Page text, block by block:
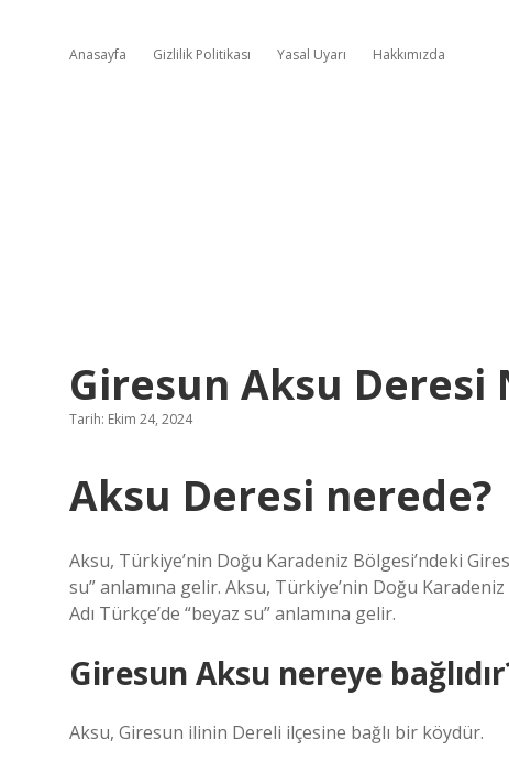
Anasayfa Gizlilik Politikası Yasal Uyarı Hakkımızda
Giresun Aksu Deresi
Tarih: Ekim 24, 2024
Aksu Deresi nerede?
Aksu, Türkiye’nin Doğu Karadeniz Bölgesi’ndeki
su” anlamına gelir. Aksu, Türkiye’nin Doğu
Adı Türkçe’de “beyaz su” anlamına gelir.
Giresun Aksu nereye
Aksu, Giresun ilinin Dereli ilçesine bağlı bir köydür.